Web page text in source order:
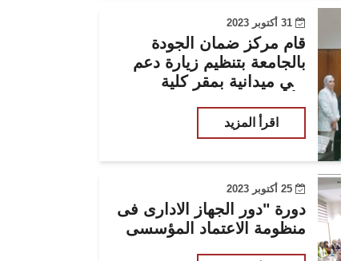
31 أكتوبر 2023
قام مركز ضمان الجودة
بالجامعة بتنظيم زيارة دعم
فني ميدانية بمقر كلية
اقرأ المزيد
25 أكتوبر 2023
دورة "دور الجهاز الادارى فى
منظومة الاعتماد المؤسسى